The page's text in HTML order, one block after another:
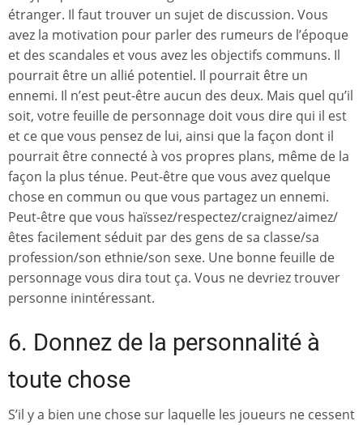
étranger. Il faut trouver un sujet de discussion. Vous
avez la motivation pour parler des rumeurs de l’époque
et des scandales et vous avez les objectifs communs. Il
pourrait être un allié potentiel. Il pourrait être un
ennemi. Il n’est peut-être aucun des deux. Mais quel qu’il
soit, votre feuille de personnage doit vous dire qui il est
et ce que vous pensez de lui, ainsi que la façon dont il
pourrait être connecté à vos propres plans, même de la
façon la plus ténue. Peut-être que vous avez quelque
chose en commun ou que vous partagez un ennemi.
Peut-être que vous haïssez/respectez/craignez/aimez/
êtes facilement séduit par des gens de sa classe/sa
profession/son ethnie/son sexe. Une bonne feuille de
personnage vous dira tout ça. Vous ne devriez trouver
personne inintéressant.
6. Donnez de la personnalité à
toute chose
S’il y a bien une chose sur laquelle les joueurs ne cessent